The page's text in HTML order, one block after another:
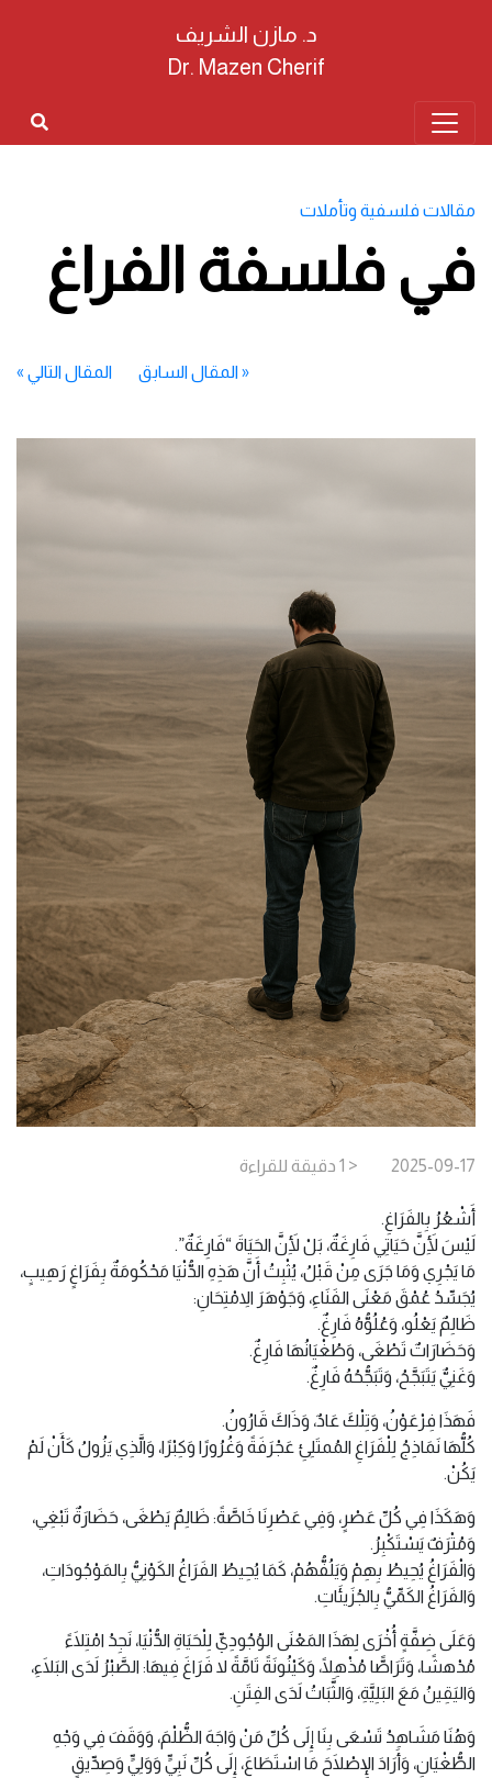
د. مازن الشريف
Dr. Mazen Cherif
مقالات فلسفية وتأملات
في فلسفة الفراغ
«المقال السابق المقال التالي »
2025-09-17
< 1 دقيقة للقراءة
أَشْعُرُ بِالفَرَاغِ.
لَيْسَ لِأَنَّ حَيَاتِي فَارِغَةٌ، بَلْ لِأَنَّ الحَيَاةَ “فَارِغَةٌ”.
مَا يَجْرِي وَمَا جَرَى مِنْ قَبْلُ، يُثْبِتُ أَنَّ هَذِهِ الدُّنْيَا مَحْكُومَةٌ بِفَرَاغٍ رَهِيبٍ،
يُجَسِّدُ عُمْقَ مَعْنَى الفَنَاءِ، وَجَوْهَرَ الاِمْتِحَانِ:
ظَالِمٌ يَعْلُو، وَعُلُوُّهُ فَارِغٌ.
وَحَضَارَاتٌ تَطْغَى، وَطُغْيَانُهَا فَارِغٌ.
وَغَنِيٌّ يَتَبَجَّحُ، وَتَبَجُّحُهُ فَارِغٌ.
فَهَذَا فِرْعَوْنُ، وَتِلْكَ عَادٌ، وَذَاكَ قَارُونُ.
كُلُّهَا نَمَاذِجُ لِلْفَرَاغِ المُمتَلِئِ عَجْرَفَةً وَغُرُورًا وَكِبْرًا، وَالَّذِي يَزُولُ كَأَنْ لَمْ
يَكُنْ.
وَهَكَذَا فِي كُلِّ عَصْرٍ، وَفِي عَصْرِنَا خَاصَّةً: ظَالِمٌ يَطْغَى، حَضَارَةٌ تَبْغِي،
وَمُتْرَفٌ يَسْتَكْبِرُ.
وَالْفَرَاغُ يُحِيطُ بِهِمْ وَيَلُفُّهُمْ، كَمَا يُحِيطُ الفَرَاغُ الكَوْنِيُّ بِالمَوْجُودَاتِ،
وَالفَرَاغُ الكَمِّيُّ بِالجُزَيئَاتِ.
وَعَلَى ضِفَّةٍ أُخْرَى لِهَذَا المَعْنَى الوُجُودِيِّ لِلْحَيَاةِ الدُّنْيَا، نَجِدُ امْتِلَاءً
مُدْهشًا، وَتَرَاصًّا مُذْهِلًا، وَكَيْنُونَةً تَامَّةً لا فَرَاغَ فِيهَا: الصَّبْرُ لَدَى البَلَاءِ،
وَاليَقِينُ مَعَ البَلِيَّةِ، وَالثَّبَاتُ لَدَى الفِتَنِ.
وَهُنَا مَشَاهِدُ تَسْعَى بِنَا إِلَى كُلِّ مَنْ وَاجَهَ الظُّلْمَ، وَوَقَفَ فِي وَجْهِ
الطُّغْيَانِ، وَأَرَادَ الإِصْلَاحَ مَا اسْتَطَاعَ، إِلَى كُلِّ نَبِيٍّ وَوَلِيٍّ وَصِدِّيقٍ